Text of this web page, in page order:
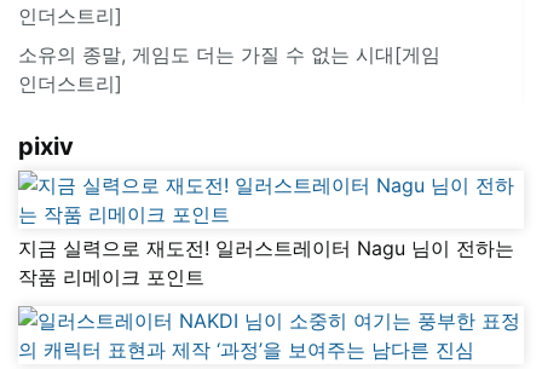
인더스트리]
소유의 종말, 게임도 더는 가질 수 없는 시대[게임
인더스트리]
pixiv
지금 실력으로 재도전! 일러스트레이터 Nagu 님이 전하는
작품 리메이크 포인트